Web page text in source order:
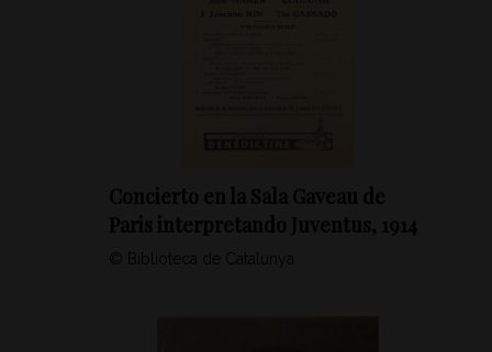
Concierto en la Sala Gaveau de
Paris interpretando Juventus, 1914
© Biblioteca de Catalunya